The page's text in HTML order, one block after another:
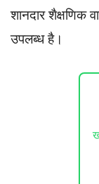
शानदार शैक्षणिक
उपलब्ध है।